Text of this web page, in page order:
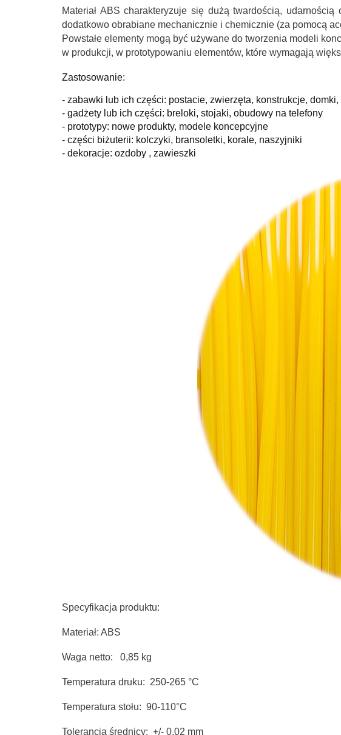
Materiał ABS charakteryzuje się dużą twardością,
dodatkowo obrabiane mechanicznie i chemicznie (za pomocą
Powstałe elementy mogą być używane do tworzenia modeli
w produkcji, w prototypowaniu elementów, które wymagają
Zastosowanie:
- zabawki lub ich części: postacie, zwierzęta, konstrukcje,
- gadżety lub ich części: breloki, stojaki, obudowy na telefony
- prototypy: nowe produkty, modele koncepcyjne
- części biżuterii: kolczyki, bransoletki, korale, naszyjniki
- dekoracje: ozdoby , zawieszki
Specyfikacja produktu:
Materiał: ABS
Waga netto: 0,85 kg
Temperatura druku: 250-265 °C
Temperatura stołu: 90-110°C
Tolerancja średnicy: +/- 0.02 mm